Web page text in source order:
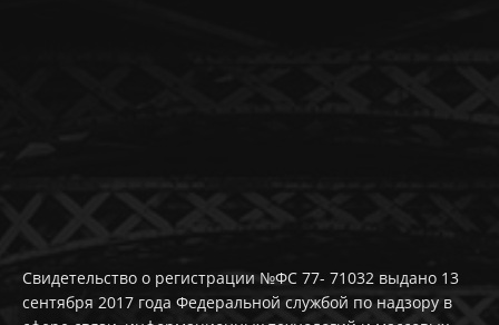
Свидетельство о регистрации №ФС 77- 71032 выдано 13
сентября 2017 года Федеральной службой по надзору в